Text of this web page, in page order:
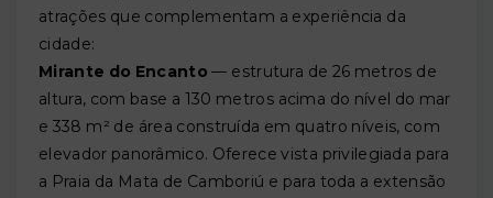
atrações que complementam a experiência da
cidade:
Mirante do Encanto — estrutura de 26 metros de
altura, com base a 130 metros acima do nível do mar
e 338 m² de área construída em quatro níveis, com
elevador panorâmico. Oferece vista privilegiada para
a Praia da Mata de Camboriú e para toda a extensão